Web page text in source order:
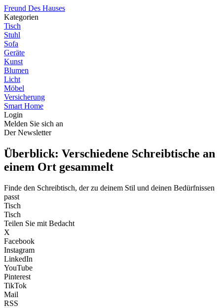
Freund Des Hauses
Kategorien
Tisch
Stuhl
Sofa
Geräte
Kunst
Blumen
Licht
Möbel
Versicherung
Smart Home
Login
Melden Sie sich an
Der Newsletter
Überblick: Verschiedene Schreibtische an
einem Ort gesammelt
Finde den Schreibtisch, der zu deinem Stil und deinen Bedürfnissen
passt
Tisch
Tisch
Teilen Sie mit Bedacht
X
Facebook
Instagram
LinkedIn
YouTube
Pinterest
TikTok
Mail
RSS